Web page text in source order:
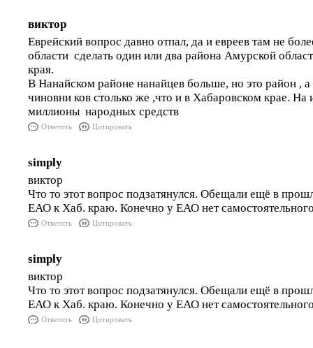
виктор
Еврейский вопрос давно отпал, да и евреев там не
области сделать один или два района Амурской
края.
В Нанайском районе нанайцев больше, но это район ,
чиновни ков столько же ,что и в Хабаровском крае.
миллионы народных средств
Ответить Цитировать
simply
виктор
Что то этот вопрос подзатянулся. Обещали ещё в
ЕАО к Хаб. краю. Конечно у ЕАО нет
Ответить Цитировать
simply
виктор
Что то этот вопрос подзатянулся. Обещали ещё в
ЕАО к Хаб. краю. Конечно у ЕАО нет
Ответить Цитировать